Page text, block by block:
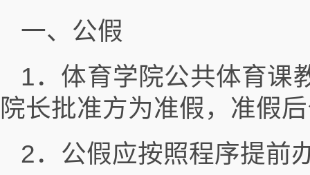
一、公假
1．体育学院公共体育课
院长批准方为准假，准假
2．公假应按照程序提前